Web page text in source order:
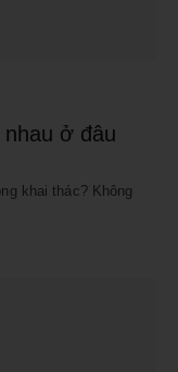
nhau ở đâu
khai thác? Không